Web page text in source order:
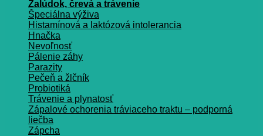
Žalúdok, črevá a trávenie
Špeciálna výživa
Histamínová a laktózová intolerancia
Hnačka
Nevoľnosť
Pálenie záhy
Parazity
Pečeň a žlčník
Probiotiká
Trávenie a plynatosť
Zápalové ochorenia tráviaceho traktu – podporná
liečba
Zápcha